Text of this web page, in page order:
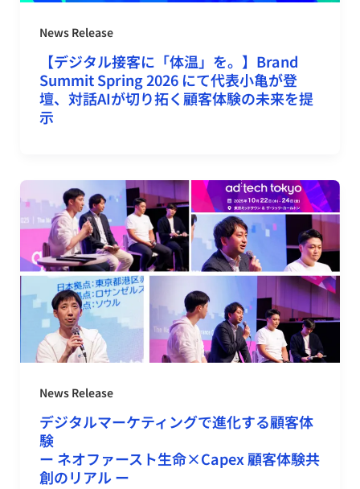
News Release
【デジタル接客に「体温」を。】Brand
Summit Spring 2026 にて代表小亀が登
壇、対話AIが切り拓く顧客体験の未来を提
示
News Release
デジタルマーケティングで進化する顧客体
験
ー ネオファースト生命×Capex 顧客体験共
創のリアル ー